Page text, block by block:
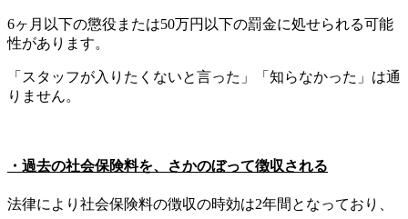
6ヶ月以下の懲役または50万円以下の罰金に処せられる可能
性があります。
「スタッフが入りたくないと言った」「知らなかった」は通
りません。
・過去の社会保険料を、さかのぼって徴収される
法律により社会保険料の徴収の時効は2年間となっており、